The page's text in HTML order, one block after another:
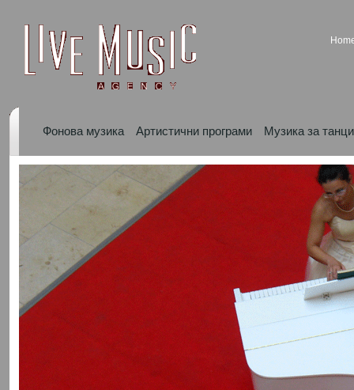
Фонова музика Артистични програми Музика за танци